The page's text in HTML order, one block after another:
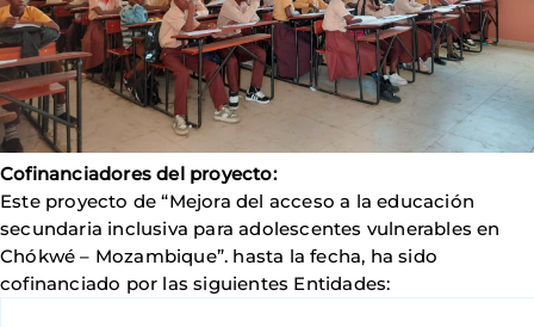
Cofinanciadores del proyecto:
Este proyecto de “Mejora del acceso a la educación
secundaria inclusiva para adolescentes vulnerables en
Chókwé – Mozambique”. hasta la fecha, ha sido
cofinanciado por las siguientes Entidades: